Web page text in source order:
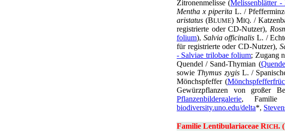
Zitronenmelisse (Melissenblätter
Mentha x piperita L. /
aristatus (BLUME) MIQ. /
registrierte oder CD-Nutzer),
folium), Salvia officinalis L. /
für registrierte oder CD-Nutzer),
- Salviae trilobae folium; Zugang
Quendel / Sand-Thymian (
sowie Thymus zygisL. /
Mönchspfeffer (
Gewürzpflanzen von großer
Pflanzenbildergalerie, Familie
biodiversity.uno.edu/delta*,
Familie Lentibulariaceae RICH.